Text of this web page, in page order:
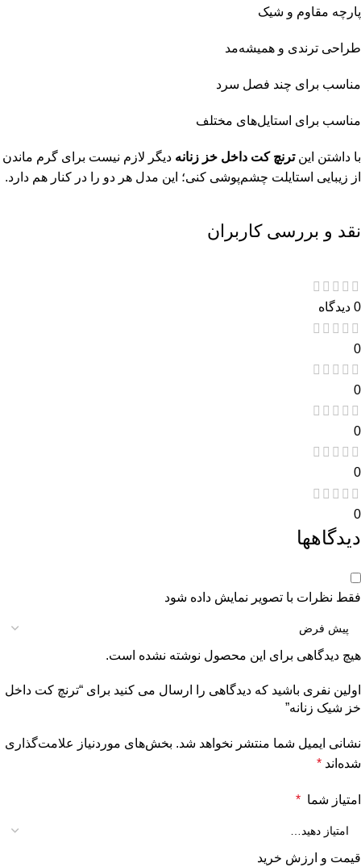
پارچه مقاوم و شیک
طراحی ترندی و همیشه‌مد
مناسب برای چند فصل سرد
مناسب برای استایل‌های مختلف
با داشتن اینترنچ کت داخل خز زنانه دیگر لازم نیست برای گرم ماندن
از زیبایی استایلت چشم‌پوشی کنی؛ این مدل هر دو را در کنار هم دارد.
نقد و بررسی کاربران
0 دیدگاه
0
0
0
0
0
دیدگاهها
فقط نظرات با تصویر نمایش داده شود
هیچ دیدگاهی برای این محصول نوشته نشده است.
اولین نفری باشید که دیدگاهی را ارسال می کنید برای “ترنچ کت داخل
خز شیک زنانه”
نشانی ایمیل شما منتشر نخواهد شد. بخش‌های موردنیاز علامت‌گذاری
شده‌اند *
امتیاز شما *
قیمت و ارزش خرید